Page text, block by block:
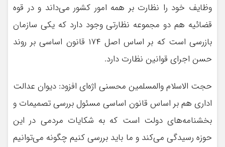
وظایف خود را نظارت بر همه امور کشور می‌داند و در قوه
قضائیه هم دو مجموعه نظارتی وجود دارد که یکی سازمان
بازرسی است که بر اساس اصل ۱۷۴ قانون اساسی بر روند
حسن اجرای قوانین نظارت دارد.
حجت الاسلام والمسلمین محسنی اژه‌ای افزود: دیوان عدالت
اداری هم بر اساس قانون اساسی مسئول بررسی تصمیمات و
بخشنامه‌های دولت است که به شکایات مردمی در این
حوزه رسیدگی می‌کند و ما باید بررسی کنیم چگونه می‌توانیم